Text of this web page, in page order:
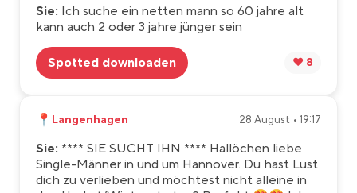
Sie: Ich suche ein netten mann so 60 jahre alt
kann auch 2 oder 3 jahre jünger sein
Spotted downloaden ❤️ 8
📍 Langenhagen 28 August • 19:17
Sie: **** SIE SUCHT IHN **** Hallöchen liebe
Single-Männer in und um Hannover. Du hast Lust
dich zu verlieben und möchtest nicht alleine in